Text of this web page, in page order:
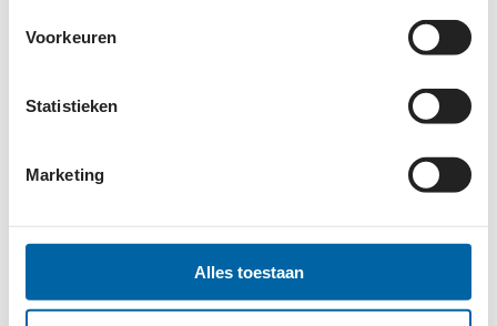
Voorkeuren
Statistieken
Marketing
Alles toestaan
van Vijf-producten in hun verkoop te vergroten.
Opvallend is verder dat Lidl en Dirk zich als
gezondheid dan marktleiders als Albert Heijn en
VOLDOENDE
Charlotte Linnebank, directeur van Questionmark: